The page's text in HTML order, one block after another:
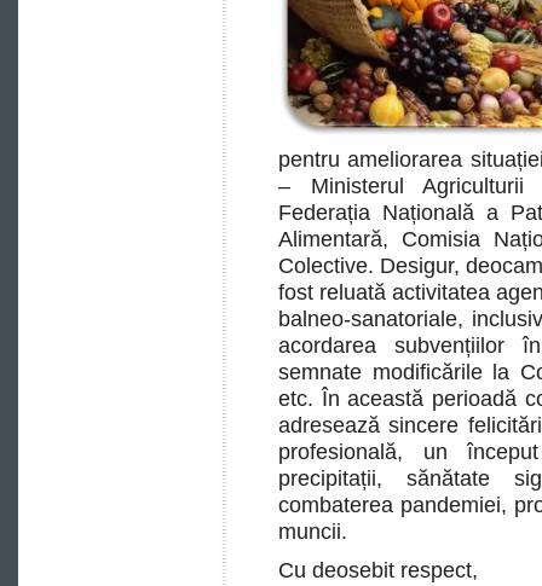
pentru ameliorarea
– Ministerul Agriculturii
Federația Națională a
Alimentară, Comisia
Colective. Desigur,
fost reluată activitatea
balneo-sanatoriale,
acordarea subvențiilor
semnate modificările la
etc. În această perioadă
adresează sincere
profesională, un
precipitații, sănătate
combaterea pandemiei,
muncii.
Cu deosebit respect,